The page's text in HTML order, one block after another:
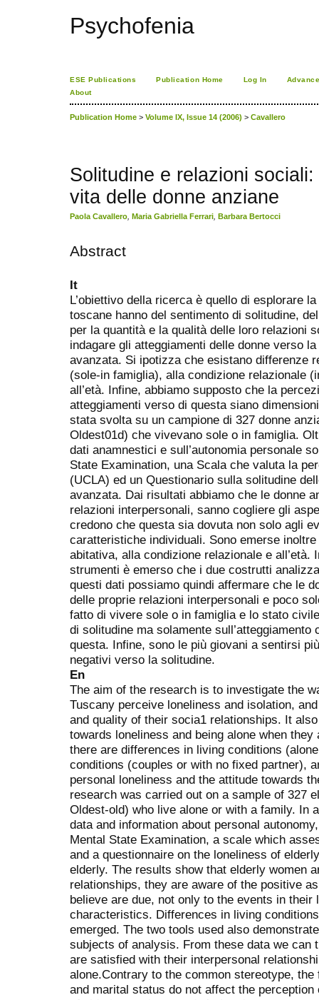
Psychofenia
ESE Publications Publication Home Log In
About
Publication Home > Volume IX, Issue 14 (2006) > Cavallero
Solitudine e relazioni
vita delle donne anziane
Paola Cavallero Maria Gabriella Ferrari Barbara Bertocci
Abstract
It
L’obiettivo della ricerca è quello di esplorare
toscane hanno del sentimento di solitudine,
per la quantità e la qualità delle loro relazioni
indagare gli atteggiamenti delle donne verso
avanzata. Si ipotizza che esistano differenze
(sole-in famiglia), alla condizione relazionale
all’età. Infine, abbiamo supposto che la
atteggiamenti verso di questa siano
stata svolta su un campione di 327 donne
Oldest01d) che vivevano sole o in famiglia.
dati anamnestici e sull’autonomia personale
State Examination, una Scala che valuta la
(UCLA) ed un Questionario sulla solitudine
avanzata. Dai risultati abbiamo che le donne
relazioni interpersonali, sanno cogliere gli
credono che questa sia dovuta non solo agli
caratteristiche individuali. Sono emerse
abitativa, alla condizione relazionale e all’età.
strumenti è emerso che i due costrutti
questi dati possiamo quindi affermare che le
delle proprie relazioni interpersonali e poco
fatto di vivere sole o in famiglia e lo stato
di solitudine ma solamente sull’atteggiamento
questa. Infine, sono le più giovani a sentirsi
negativi verso la solitudine.
En
The aim of the research is to investigate the
Tuscany perceive loneliness and isolation,
and quality of their socia1 relationships. It
towards loneliness and being alone when
there are differences in living conditions
conditions (couples or with no fixed partner),
personal loneliness and the attitude towards
research was carried out on a sample of 327
Oldest-old) who live alone or with a family. In
data and information about personal
Mental State Examination, a scale which
and a questionnaire on the loneliness of
elderly. The results show that elderly women
relationships, they are aware of the positive
believe are due, not only to the events in
characteristics. Differences in living
emerged. The two tools used also
subjects of analysis. From these data we can
are satisfied with their interpersonal
alone.Contrary to the common stereotype,
and marital status do not affect the